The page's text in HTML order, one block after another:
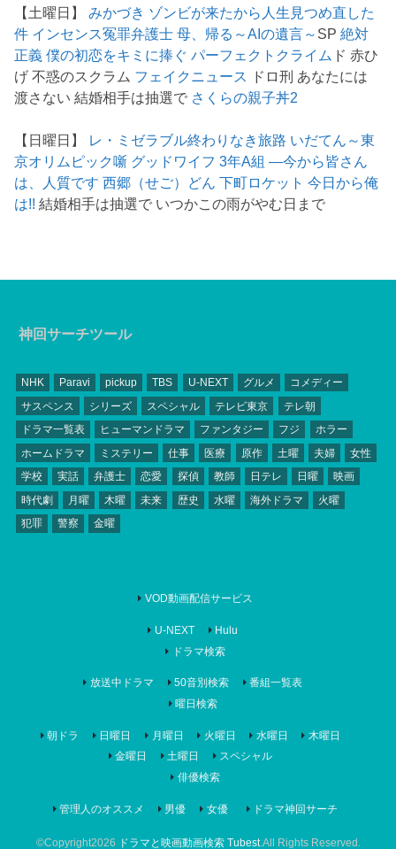
【土曜日】 みかづき ゾンビが来たから人生見つめ直した
件 インセンス冤罪弁護士 母、帰る～AIの遺言～ SP絶対
正義 僕の初恋をキミに捧ぐ パーフェクトクライム ド 赤ひ
げ 不惑のスクラム フェイクニュース
ドロ刑 あなたには
渡さない 結婚相手は抽選で さくらの親子丼2
【日曜日】 レ・ミゼラブル終わりなき旅路 いだてん～東
京オリムピック噺 グッドワイフ 3年A組 ―今から皆さん
は、人質です 西郷（せご）どん 下町ロケット 今日から俺
は!! 結婚相手は抽選で いつかこの雨がやむ日まで
神回サーチツール
NHK Paravi pickup TBS U-NEXT グルメ
コメディー
サスペンス
シリーズ スペシャル テレビ東京
テレ朝
ドラマ一覧表
ヒューマンドラマ ファンタジー フジ
ホラー
ホームドラマ
ミステリー 仕事 医療 原作 土曜 夫婦
女性
学校
実話 弁護士 恋愛 探偵 教師 日テレ 日曜
映画
時代劇
月曜 木曜 未来 歴史 水曜 海外ドラマ
火曜
犯罪
警察 金曜
VOD動画配信サービス
U-NEXT
Hulu
ドラマ検索
放送中ドラマ 50音別検索
番組一覧表
曜日検索
朝ドラ 日曜日 月曜日 火曜日 水曜日
木曜日
金曜日
土曜日 スペシャル
管理人のオススメ
俳優検索
男優 女優 ドラマ神回サーチ
©Copyright2026 ドラマと映画動画検索 Tubest.All Rights Reserved.